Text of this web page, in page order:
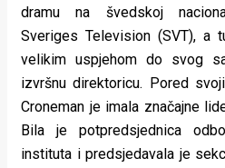
dramu na švedskoj
Sveriges Television (SVT), a
velikim uspjehom do svog
izvršnu direktoricu. Pored
Croneman je imala značajne
Bila je potpredsjednica
instituta i predsjedavala je